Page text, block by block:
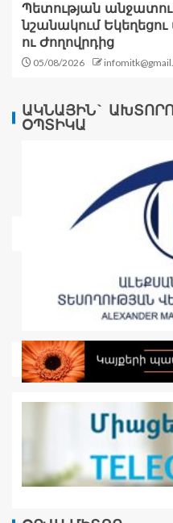
Պետության
նշանակում
ու Ժողովրդից
05/08/2026
ԱԿՆԱՅԻՆ`
ՕՊՏԻԿԱ